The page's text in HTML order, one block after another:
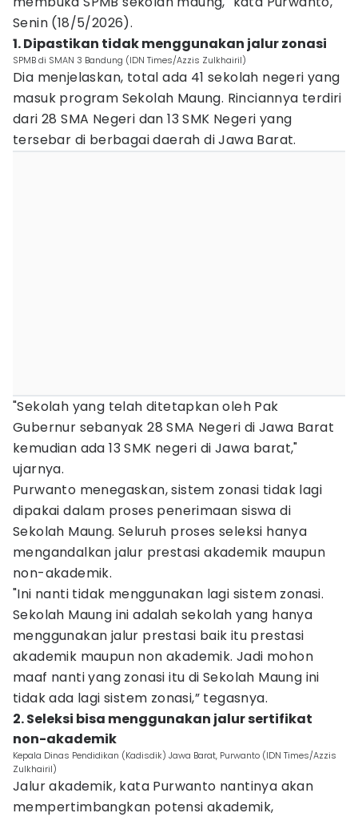
Senin (18/5/2026).
1. Dipastikan tidak menggunakan jalur zonasi
SPMB di SMAN 3 Bandung (IDN Times/Azzis Zulkhairil)
Dia menjelaskan, total ada 41 sekolah negeri yang
masuk program Sekolah Maung. Rinciannya terdiri
dari 28 SMA Negeri dan 13 SMK Negeri yang
tersebar di berbagai daerah di Jawa Barat.
"Sekolah yang telah ditetapkan oleh Pak
Gubernur sebanyak 28 SMA Negeri di Jawa Barat
kemudian ada 13 SMK negeri di Jawa barat,"
ujarnya.
Purwanto menegaskan, sistem zonasi tidak lagi
dipakai dalam proses penerimaan siswa di
Sekolah Maung. Seluruh proses seleksi hanya
mengandalkan jalur prestasi akademik maupun
non-akademik.
"Ini nanti tidak menggunakan lagi sistem zonasi.
Sekolah Maung ini adalah sekolah yang hanya
menggunakan jalur prestasi baik itu prestasi
akademik maupun non akademik. Jadi mohon
maaf nanti yang zonasi itu di Sekolah Maung ini
tidak ada lagi sistem zonasi,” tegasnya.
2. Seleksi bisa menggunakan jalur sertifikat
non-akademik
Kepala Dinas Pendidikan (Kadisdik) Jawa Barat, Purwanto (IDN Times/Azzis
Zulkhairil)
Jalur akademik, kata Purwanto nantinya akan
mempertimbangkan potensi akademik,